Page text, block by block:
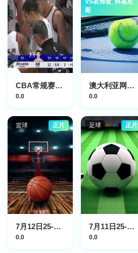
CBA常规赛第27轮 北京北汽VS南京头排苏酒 20240108(原声)
0.0
VS若弗雷_科基尼
斯
澳大利亚网球公开赛正赛第12日
0.0
篮球 正片
7月12日25-26赛季U17女蓝世界杯小组赛 西班牙VS墨西哥
0.0
足球 正片
7月11日25-26赛季广东省城市足球超级联赛 汕尾VS梅州
0.0